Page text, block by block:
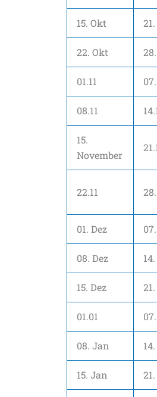
15. Okt
22. Okt
01.11
08.11
15.
November
22.11
01. Dez
08. Dez
15. Dez
01.01
08. Jan
15. Jan